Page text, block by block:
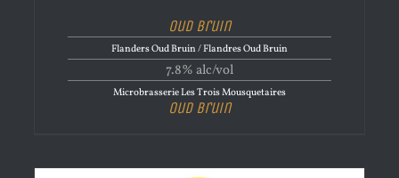
Oud Bruin
Flanders Oud Bruin / Flandres Oud Bruin
7.8% alc/vol
Microbrasserie Les Trois Mousquetaires
Oud Bruin